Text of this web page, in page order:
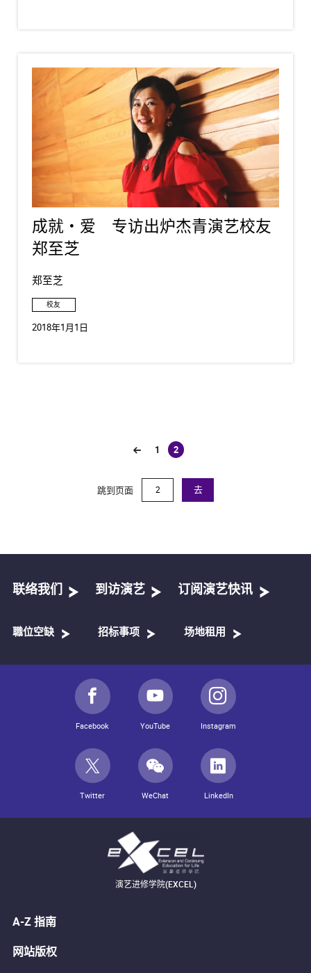
成就・爱 专访出炉杰青演艺校友
郑至芝
郑至芝
校友
2018年1月1日
1 2
(current)
跳到页面 去
联络我们 到访演艺 订阅演艺快讯
職位空缺 招标事项 场地租用
Facebook YouTube Instagram
Twitter WeChat LinkedIn
演艺进修学院(EXCEL)
A-Z 指南
网站版权